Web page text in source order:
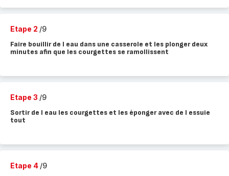
Etape 2 /9
Faire bouillir de l eau dans une casserole et les plonger deux
minutes afin que les courgettes se ramollissent
Etape 3 /9
Sortir de l eau les courgettes et les éponger avec de l essuie
tout
Etape 4 /9